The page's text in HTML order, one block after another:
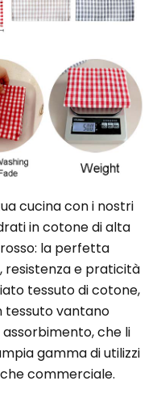
cucina con i nostri
in cotone di alta
la perfetta
resistenza e praticità
tessuto di cotone,
tessuto vantano
che li
gamma di utilizzi
commerciale.